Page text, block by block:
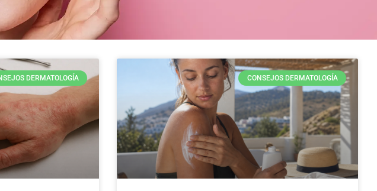
DERMATOLOGÍA CONSEJOS DERMATOLOGÍA